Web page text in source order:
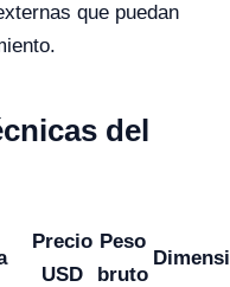
que puedan
del
Precio
USD
Peso
bruto